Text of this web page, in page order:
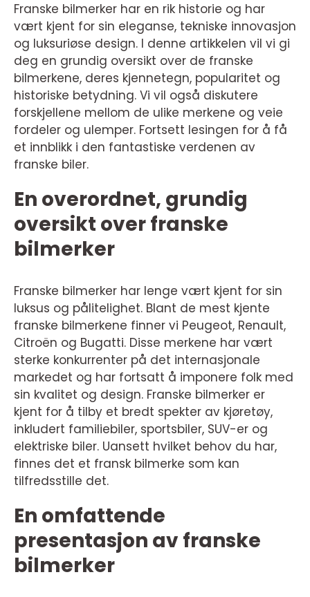
Franske bilmerker har en rik historie og har
vært kjent for sin eleganse, tekniske innovasjon
og luksuriøse design. I denne artikkelen vil vi gi
deg en grundig oversikt over de franske
bilmerkene, deres kjennetegn, popularitet og
historiske betydning. Vi vil også diskutere
forskjellene mellom de ulike merkene og veie
fordeler og ulemper. Fortsett lesingen for å få
et innblikk i den fantastiske verdenen av
franske biler.
En overordnet, grundig
oversikt over franske
bilmerker
Franske bilmerker har lenge vært kjent for sin
luksus og pålitelighet. Blant de mest kjente
franske bilmerkene finner vi Peugeot, Renault,
Citroën og Bugatti. Disse merkene har vært
sterke konkurrenter på det internasjonale
markedet og har fortsatt å imponere folk med
sin kvalitet og design. Franske bilmerker er
kjent for å tilby et bredt spekter av kjøretøy,
inkludert familiebiler, sportsbiler, SUV-er og
elektriske biler. Uansett hvilket behov du har,
finnes det et fransk bilmerke som kan
tilfredsstille det.
En omfattende
presentasjon av franske
bilmerker